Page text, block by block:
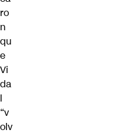
ro
n
qu
e
Vi
da
l
“v
olv